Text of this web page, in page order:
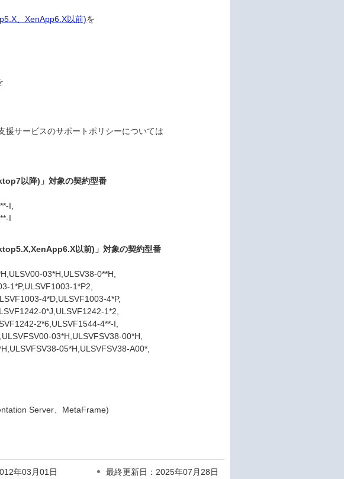
、XenApp6.X以前)を
サービスのサポートポリシーについては
以降)」対象の契約型番
I,
I
以前)」対象の契約型番
03*H,ULSV38-0**H,
1*P,ULSVF1003-1*P2,
4*D,ULSVF1003-4*P,
0*J,ULSVF1242-1*2,
2*6,ULSVF1544-4**-I,
03*H,ULSVFSV38-00*H,
05*H,ULSVFSV38-A00*,
Server、MetaFrame)
年03月01日 最終更新日：2025年07月28日